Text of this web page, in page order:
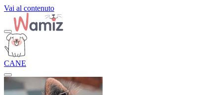
Vai al contenuto
CANE